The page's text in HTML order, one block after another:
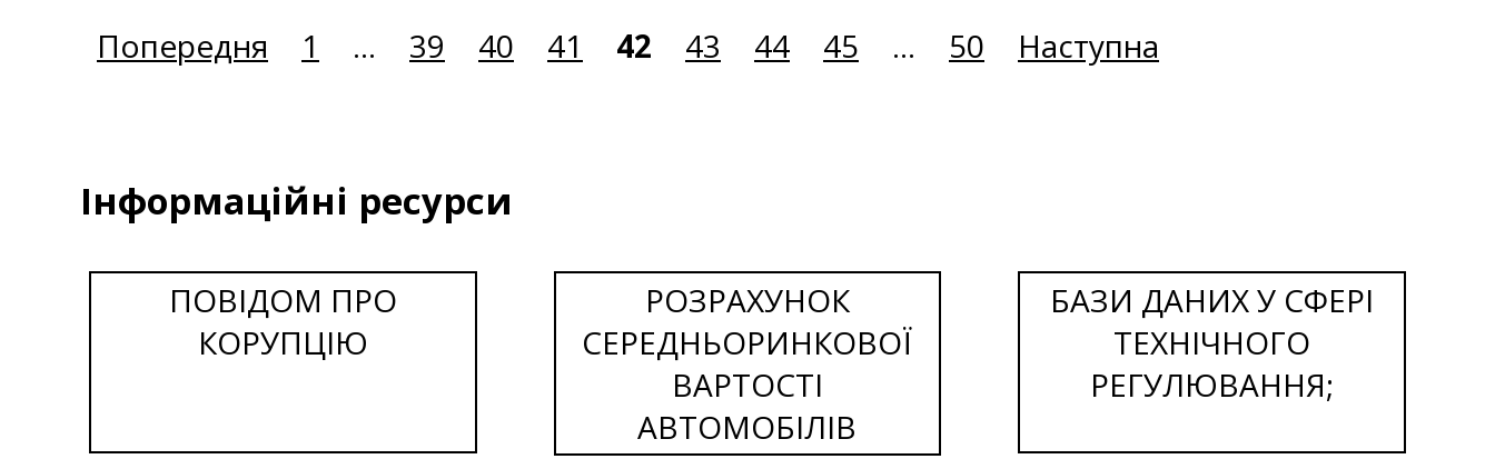
Попередня 1 ... 39 40 41 42 43 44 45 ... 50 Наступна
Інформаційні ресурси
ПОВІДОМ ПРО
КОРУПЦІЮ
РОЗРАХУНОК
СЕРЕДНЬОРИНКОВОЇ
ВАРТОСТІ
АВТОМОБІЛІВ
БАЗИ ДАНИХ У СФЕРІ
ТЕХНІЧНОГО
РЕГУЛЮВАННЯ;